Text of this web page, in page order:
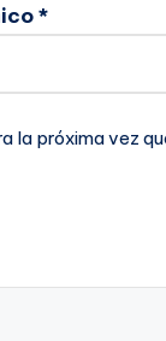
*
la próxima vez